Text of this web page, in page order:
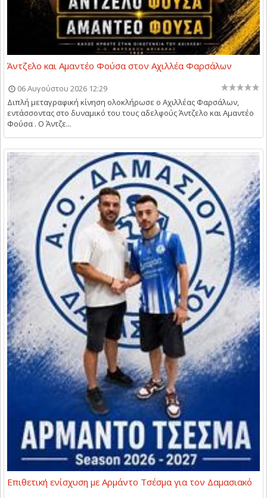
Άντζελο και Αμαντέο Φούσα στον Αχιλλέα Φαρσάλων
06 Αυγούστου 2026 12:29
Διπλή μεταγραφική κίνηση ολοκλήρωσε ο Αχιλλέας Φαρσάλων,
εντάσσοντας στο δυναμικό του τους αδελφούς Άντζελο και Αμαντέο
Φούσα . Ο Άντζε...
Επιθετική ενίσχυση με Αρμάντο Τσέσμα για τον Δαμασιακό